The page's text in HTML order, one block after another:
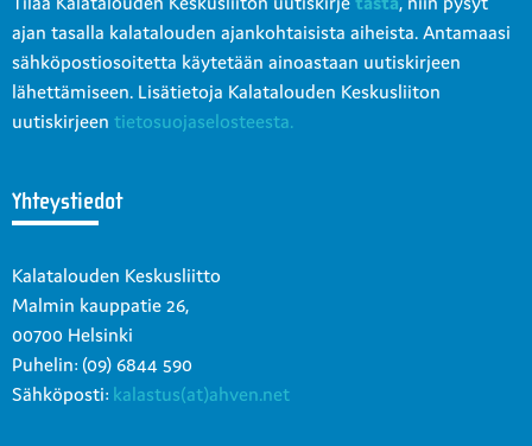
ajan tasalla kalatalouden ajankohtaisista aiheista. Antamaasi
sähköpostiosoitetta käytetään ainoastaan uutiskirjeen
lähettämiseen. Lisätietoja Kalatalouden Keskusliiton
uutiskirjeen tietosuojaselosteesta.
Yhteystiedot
Kalatalouden Keskusliitto
Malmin kauppatie 26,
00700 Helsinki
Puhelin: (09) 6844 590
Sähköposti: kalastus(at)ahven.net